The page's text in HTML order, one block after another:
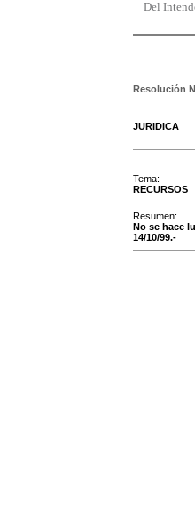
Del
Resolución
JURIDICA
Tema:
RECURSOS
Resumen:
No se hace
14/10/99.-